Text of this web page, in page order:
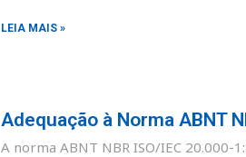
LEIA MAIS »
Adequação à Norma ABNT
A norma ABNT NBR ISO/IEC